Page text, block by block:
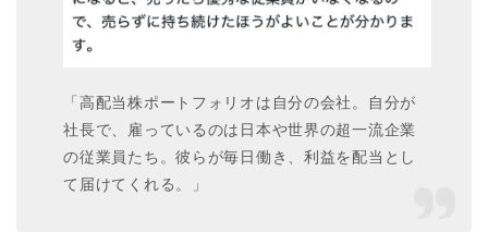
「高配当株ポートフォリオは自分の会社。自分が
社長で、雇っているのは日本や世界の超一流企業
の従業員たち。彼らが毎日働き、利益を配当とし
て届けてくれる。」